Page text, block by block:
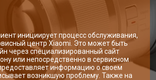
инициирует процесс обслуживания,
центр Xiaomi. Это может быть
через специализированный сайт
или непосредственно в сервисном
информацию о своем
возникшую проблему. Также на